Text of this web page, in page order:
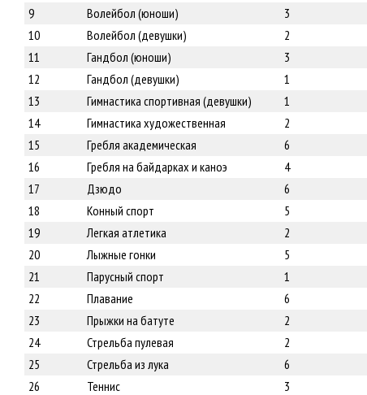
9
Волейбол (юноши)
3
10
Волейбол (девушки)
2
11
Гандбол (юноши)
3
12
Гандбол (девушки)
1
13
Гимнастика спортивная (девушки)
1
14
Гимнастика художественная
2
15
Гребля академическая
6
16
Гребля на байдарках и каноэ
4
17
Дзюдо
6
18
Конный спорт
5
19
Легкая атлетика
2
20
Лыжные гонки
5
21
Парусный спорт
1
22
Плавание
6
23
Прыжки на батуте
2
24
Стрельба пулевая
2
25
Стрельба из лука
6
26
Теннис
3